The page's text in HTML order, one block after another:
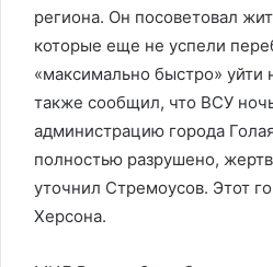
региона. Он посоветовал
которые еще не успели
«максимально быстро» уйти
также сообщил, что ВСУ
администрацию города
полностью разрушено,
уточнил Стремоусов. Этот
Херсона.